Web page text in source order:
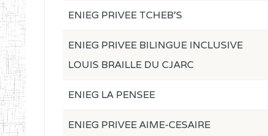
ENIEG PRIVEE TCHEB'S
ENIEG PRIVEE BILINGUE INCLUSIVE
LOUIS BRAILLE DU CJARC
ENIEG LA PENSEE
ENIEG PRIVEE AIME-CESAIRE